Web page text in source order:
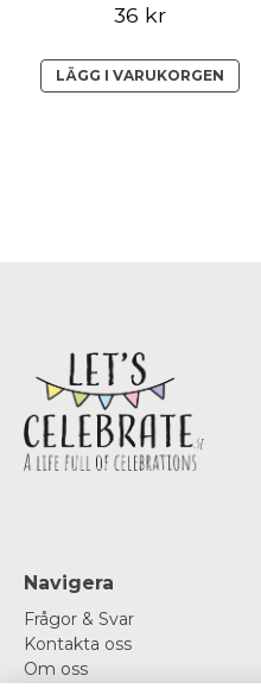
36 kr
LÄGG I VARUKORGEN
Navigera
Frågor & Svar
Kontakta oss
Om oss